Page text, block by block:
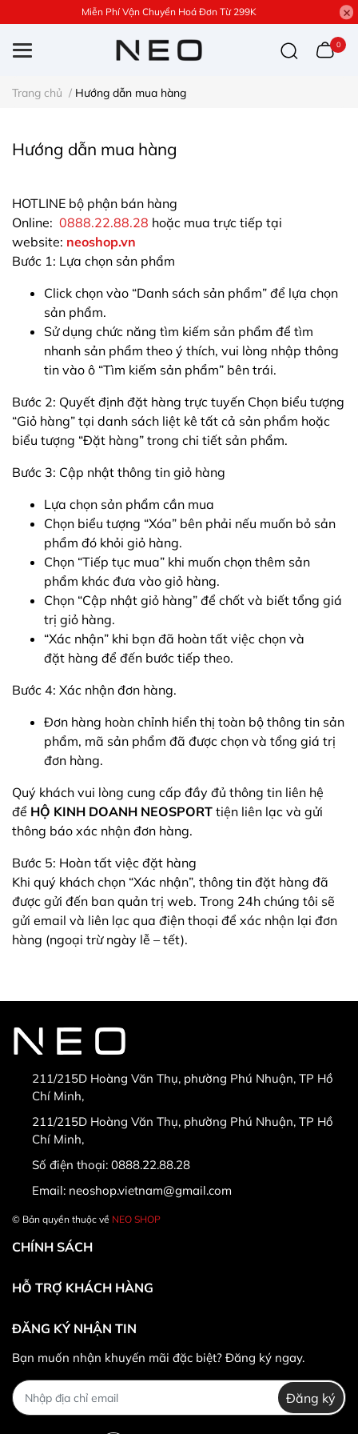
Miễn Phí Vận Chuyển Hoá Đơn Từ 299K
0
Trang chủ / Hướng dẫn mua hàng
Hướng dẫn mua hàng
HOTLINE bộ phận bán hàng
Online: 0888.22.88.28 hoặc mua trực tiếp tại
website: neoshop.vn
Bước 1: Lựa chọn sản phẩm
Click chọn vào “Danh sách sản phẩm” để lựa chọn
sản phẩm.
Sử dụng chức năng tìm kiếm sản phẩm để tìm
nhanh sản phẩm theo ý thích, vui lòng nhập thông
tin vào ô “Tìm kiếm sản phẩm” bên trái.
Bước 2: Quyết định đặt hàng trực tuyến Chọn biểu tượng
“Giỏ hàng” tại danh sách liệt kê tất cả sản phẩm hoặc
biểu tượng “Đặt hàng” trong chi tiết sản phẩm.
Bước 3: Cập nhật thông tin giỏ hàng
Lựa chọn sản phẩm cần mua
Chọn biểu tượng “Xóa” bên phải nếu muốn bỏ sản
phẩm đó khỏi giỏ hàng.
Chọn “Tiếp tục mua” khi muốn chọn thêm sản
phẩm khác đưa vào giỏ hàng.
Chọn “Cập nhật giỏ hàng” để chốt và biết tổng giá
trị giỏ hàng.
“Xác nhận” khi bạn đã hoàn tất việc chọn và
đặt hàng để đến bước tiếp theo.
Bước 4: Xác nhận đơn hàng.
Đơn hàng hoàn chỉnh hiển thị toàn bộ thông tin sản
phẩm, mã sản phẩm đã được chọn và tổng giá trị
đơn hàng.
Quý khách vui lòng cung cấp đầy đủ thông tin liên hệ
để HỘ KINH DOANH NEOSPORT tiện liên lạc và gửi
thông báo xác nhận đơn hàng.
Bước 5: Hoàn tất việc đặt hàng
Khi quý khách chọn “Xác nhận”, thông tin đặt hàng đã
được gửi đến ban quản trị web. Trong 24h chúng tôi sẽ
gửi email và liên lạc qua điện thoại để xác nhận lại đơn
hàng (ngoại trừ ngày lễ – tết).
211/215D Hoàng Văn Thụ, phường Phú Nhuận, TP Hồ
Chí Minh,
211/215D Hoàng Văn Thụ, phường Phú Nhuận, TP Hồ
Chí Minh,
Số điện thoại: 0888.22.88.28
Email: neoshop.vietnam@gmail.com
© Bản quyền thuộc về NEO SHOP
CHÍNH SÁCH
HỖ TRỢ KHÁCH HÀNG
ĐĂNG KÝ NHẬN TIN
Bạn muốn nhận khuyến mãi đặc biệt? Đăng ký ngay.
Đăng ký